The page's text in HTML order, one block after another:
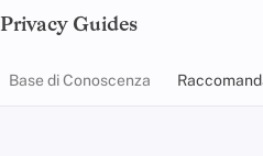
Privacy Guides
Base di Conoscenza